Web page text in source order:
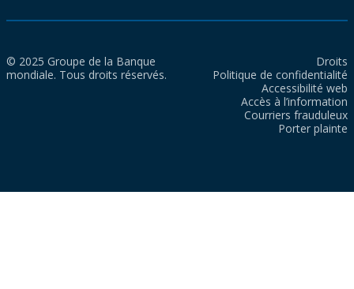
© 2025 Groupe de la Banque
mondiale. Tous droits réservés.
Droits
Politique de confidentialité
Accessibilité web
Accès à l’information
Courriers frauduleux
Porter plainte